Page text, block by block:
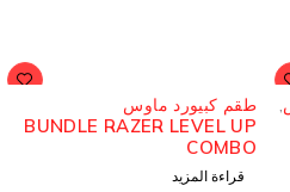
مُباع
طقم كبيورد ماوس
BUNDLE RAZER LEVEL UP
COMBO
قراءة المزيد